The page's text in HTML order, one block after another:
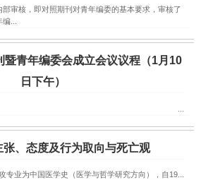
审核，即对照期刊对青年编委的基本要求，审核了
...
暨青年编委会成立会议议程（1月10
日下午）
张、态度及行为取向与死亡观
专业为中国医学史（医学与哲学研究方向），自19...